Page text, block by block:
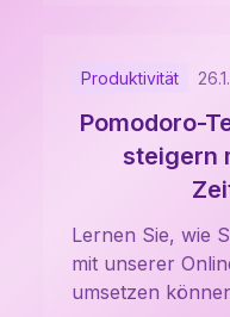
Produktivität
Pomodoro-
steigern
Lernen Sie, wie
mit unserer
umsetzen